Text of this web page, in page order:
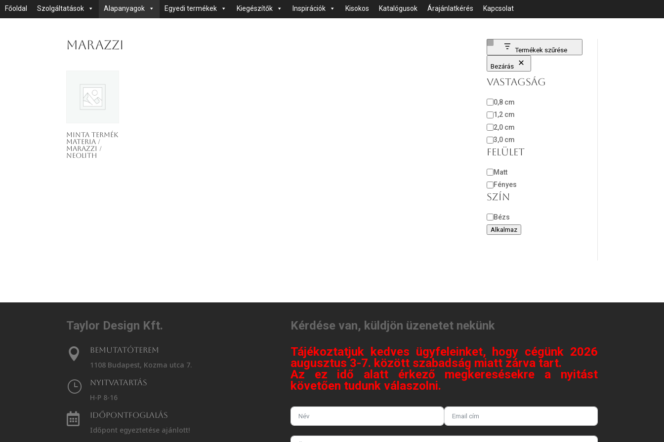
Főoldal Szolgáltatások Alapanyagok Egyedi termékek Kiegészítők Inspirációk Kisokos Katalógusok Árajánlatkérés Kapcsolat
Marazzi
Minta termék
MATERIA /
MARAZZI /
NEOLITH
Termékek szűrése
Bezárás
Vastagság
Vastagság
0,8 cm
1,2 cm
2,0 cm
3,0 cm
Felület
Felület
Matt
Fényes
Szín
SzínBézs
Alkalmaz
Taylor Design Kft.

Bemutatóterem
1108 Budapest, Kozma utca 7.
}
Nyitvatartás
H-P 8-16

Időpontfoglalás
Időpont egyeztetése ajánlott!
Kérdése van, küldjön üzenetet nekünk
Tájékoztatjuk kedves ügyfeleinket, hogy cégünk 2026
augusztus 3-7. között szabadság miatt zárva tart.
Az ez idő alatt érkező megkeresésekre a nyitást
követően tudunk válaszolni.